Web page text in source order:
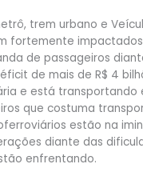
trem urbano e
fortemente
de passageiros
de mais de R$ 4
e está transportando
que costuma
estão na
diante das
enfrentando.